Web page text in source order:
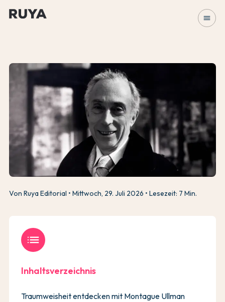
menu
Von Ruya Editorial Mittwoch, 29. Juli 2026 Lesezeit: 7 Min.
list
Inhaltsverzeichnis
Traumweisheit entdecken mit Montague Ullman